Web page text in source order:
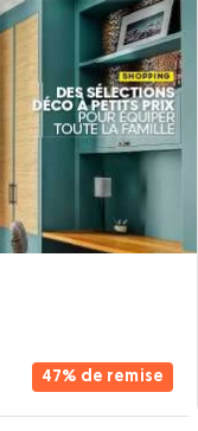
47% de remise